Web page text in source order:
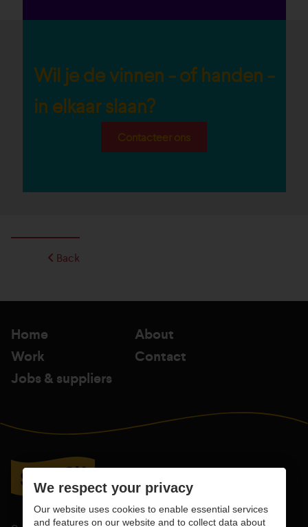
Wil je de vinnen - of handen -
in elkaar slaan?
Contacteer ons
Back
Home
Work
Jobs & suppliers
About
Contact
We respect your privacy
Our website uses cookies to enable essential services
and features on our website and to collect data about